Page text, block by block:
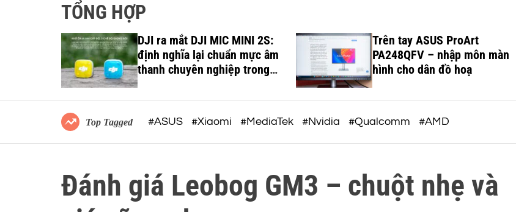
i
n
.
c
o
m
TỔNG HỢP
DJI ra mắt DJI MIC MINI 2S:
định nghĩa lại chuẩn mực âm
thanh chuyên nghiệp trong
thiết kế siêu nhẹ 12Gram và
khả năng ghi âm 32-BIT FLOAT
Trên tay ASUS ProArt
PA248QFV – nhập môn màn
hình cho dân đồ hoạ
Top Tagged #ASUS #Xiaomi #MediaTek #Nvidia #Qualcomm #AMD
Đánh giá Leobog GM3 – chuột nhẹ và